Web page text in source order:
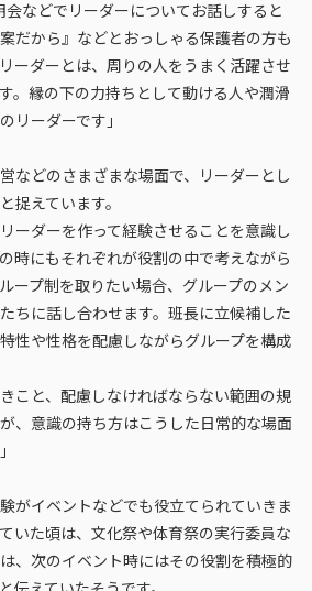
などでリーダーについてお話しすると
だから』などとおっしゃる保護者の方も
ーダーとは、周りの人をうまく活躍させ
。縁の下の力持ちとして動ける人や潤滑
リーダーです」
などのさまざまな場面で、リーダーとし
捉えています。
ーダーを作って経験させることを意識し
時にもそれぞれが役割の中で考えながら
ープ制を取りたい場合、グループのメン
ちに話し合わせます。班長に立候補した
性や性格を配慮しながらグループを構成
こと、配慮しなければならない範囲の規
、意識の持ち方はこうした日常的な場面
がイベントなどでも役立てられていきま
いた頃は、文化祭や体育祭の実行委員な
、次のイベント時にはその役割を積極的